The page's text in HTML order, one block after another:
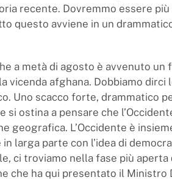
recente. Dovremmo essere più
questo avviene in un
a metà di agosto è avvenuto un
vicenda afghana. Dobbiamo dirci
Uno scacco forte, drammatico
si ostina a pensare che
geografica. L’Occidente è
larga parte con l’idea di
ci troviamo nella fase più aperta
che ha qui presentato il Ministro